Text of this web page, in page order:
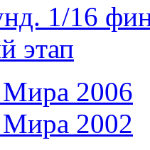
1/16
этап
2006
2002